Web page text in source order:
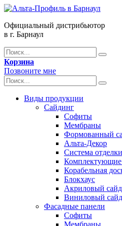
Официальный дистрибьютор
в г. Барнаул
Корзина
Позвоните мне
Виды продукции
Сайдинг
Софиты
Мембраны
Формованный
Альта-Декор
Система
Корабельная
Блокхаус
Акриловый
Виниловый
Фасадные панели
Софиты
Мембраны